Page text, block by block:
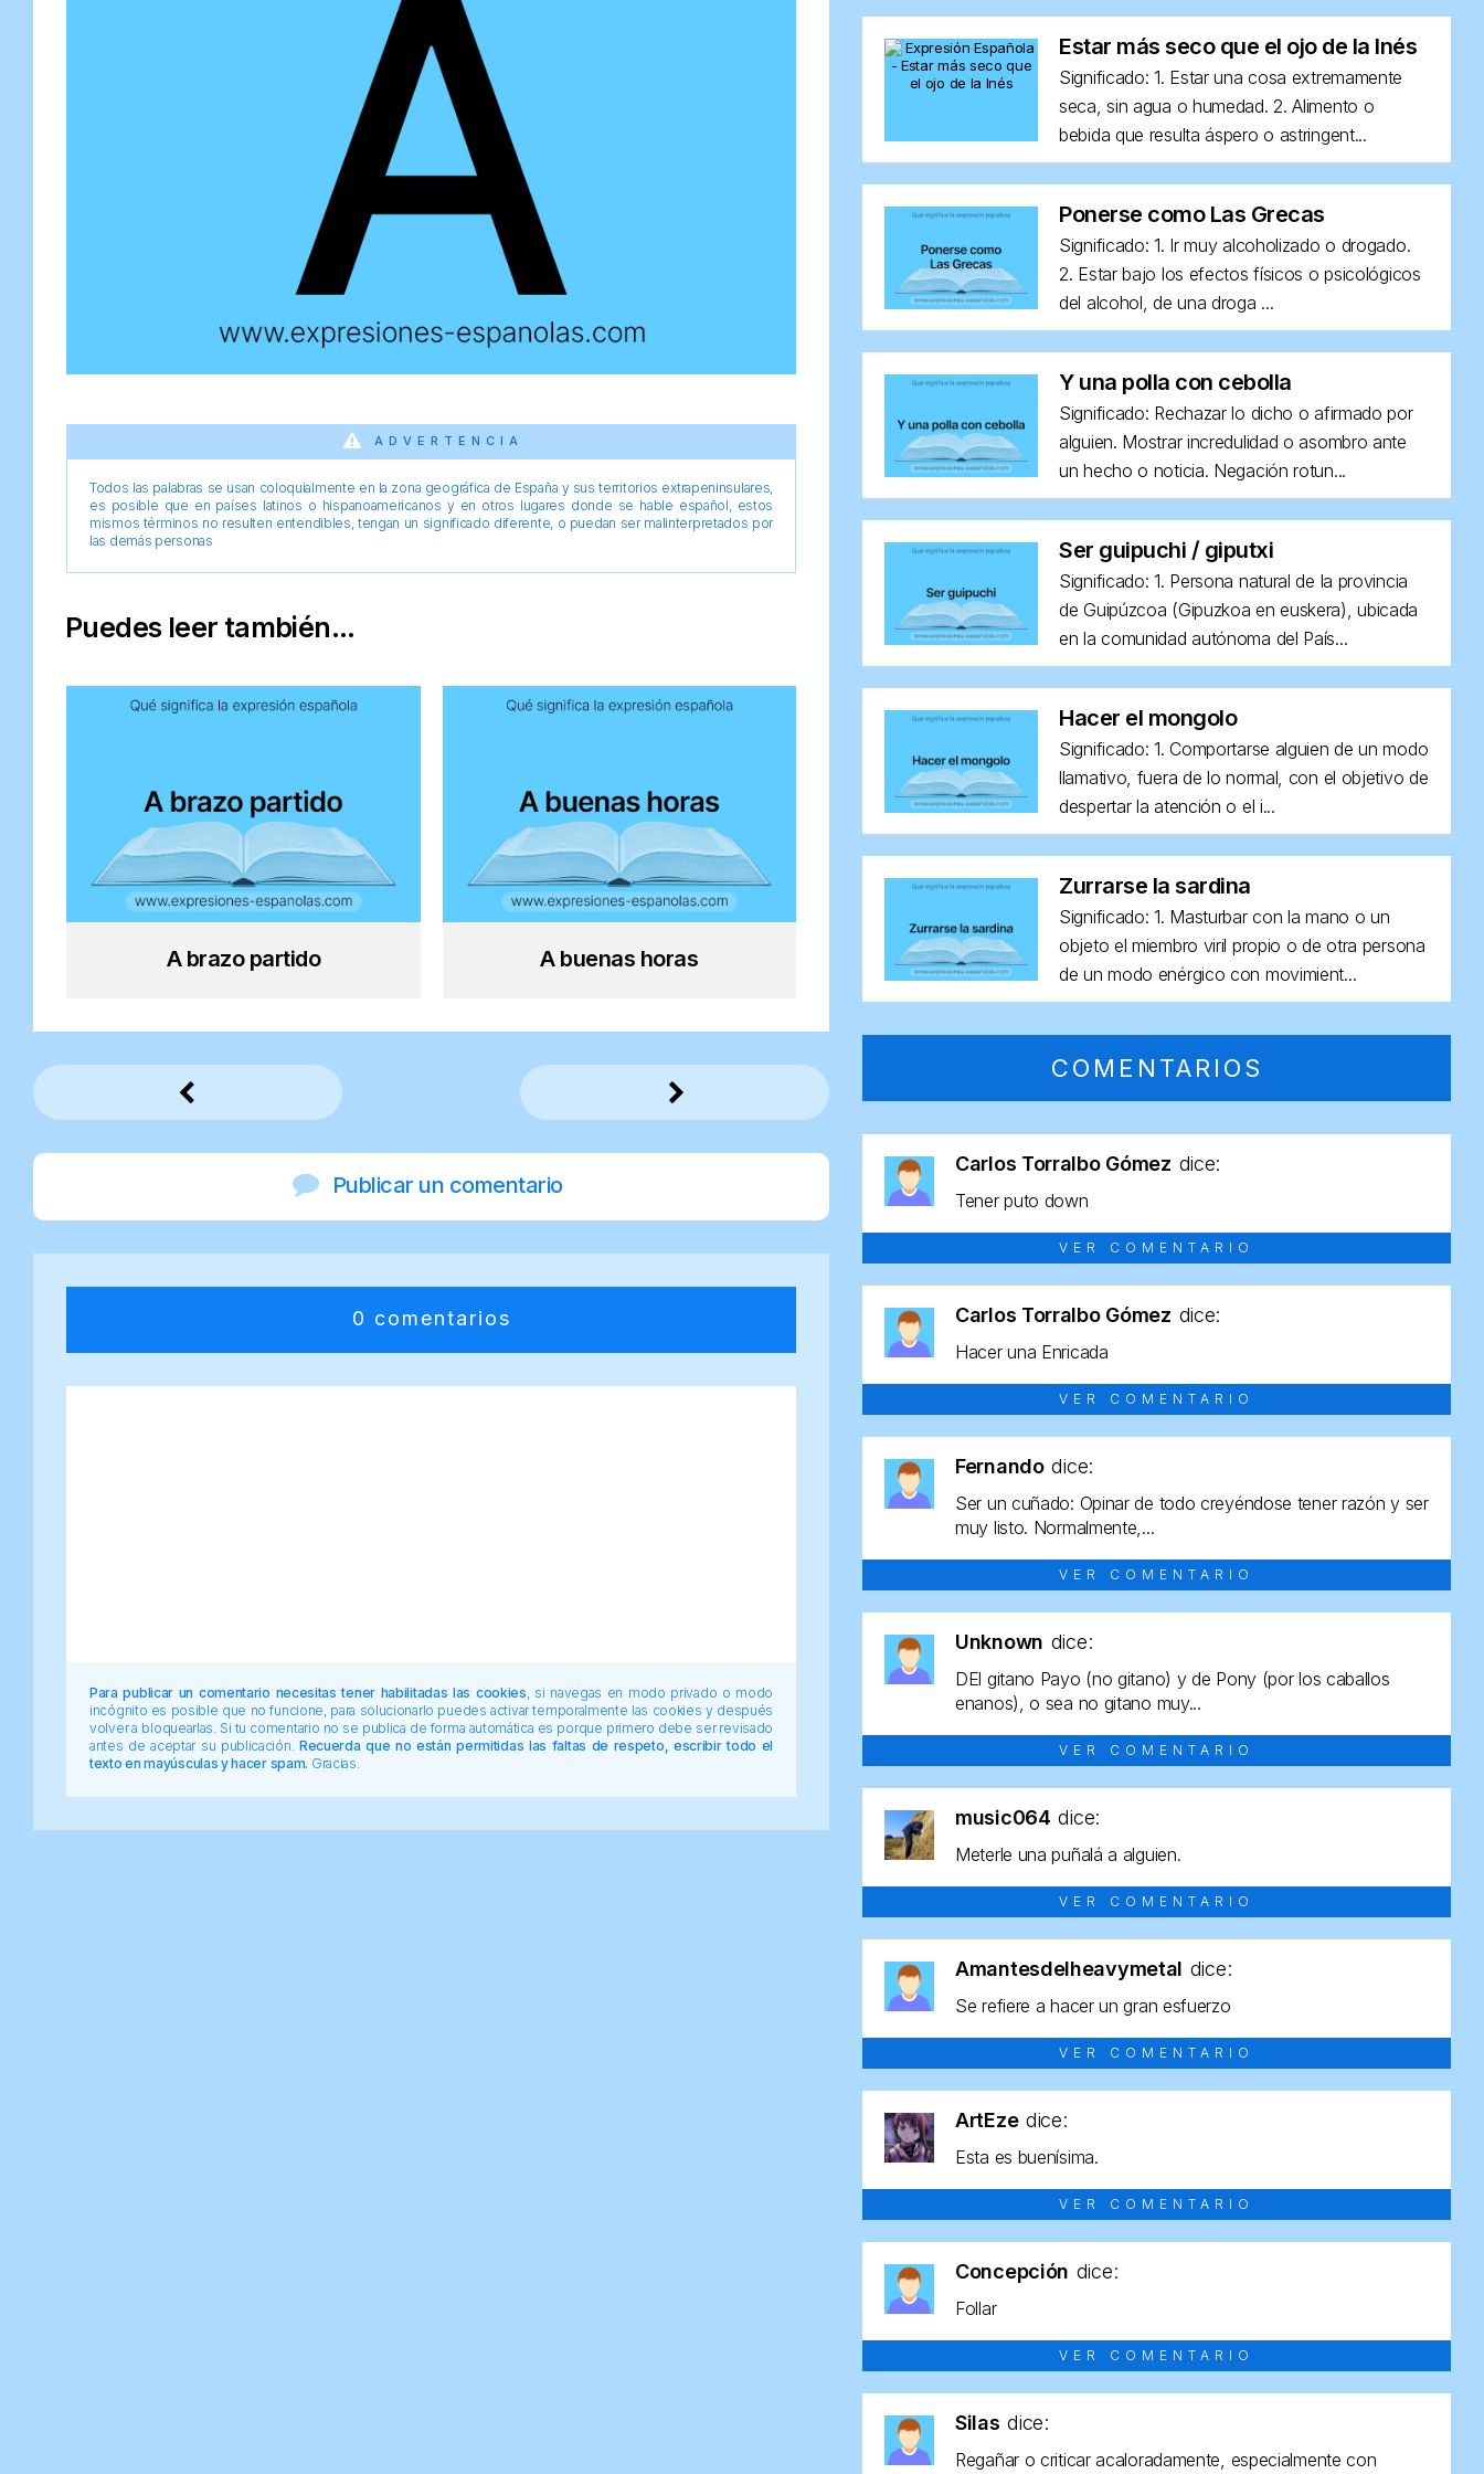
ADVERTENCIA
Todos las palabras se usan coloquialmente en la zona geográfica de España y sus territorios extrapeninsulares,
es posible que en países latinos o hispanoamericanos y en otros lugares donde se hable español, estos
mismos términos no resulten entendibles, tengan un significado diferente, o puedan ser malinterpretados por
las demás personas
Puedes leer también...
A brazo partido A buenas horas
Publicar un comentario
0 comentarios
Para publicar un comentario necesitas tener habilitadas las cookies , si navegas en modo privado o modo
incógnito es posible que no funcione, para solucionarlo puedes activar temporalmente las cookies y después
volver a bloquearlas. Si tu comentario no se publica de forma automática es porque primero debe ser revisado
antes de aceptar su publicación. Recuerda que no están permitidas las faltas de respeto, escribir todo el
texto en mayúsculas y hacer spam. Gracias.
Estar más seco que el ojo de la Inés
Significado: 1. Estar una cosa extremamente
seca, sin agua o humedad. 2. Alimento o
bebida que resulta áspero o astringent...
Ponerse como Las Grecas
Significado: 1. Ir muy alcoholizado o drogado.
2. Estar bajo los efectos físicos o psicológicos
del alcohol, de una droga ...
Y una polla con cebolla
Significado: Rechazar lo dicho o afirmado por
alguien. Mostrar incredulidad o asombro ante
un hecho o noticia. Negación rotun...
Ser guipuchi / giputxi
Significado: 1. Persona natural de la provincia
de Guipúzcoa (Gipuzkoa en euskera), ubicada
en la comunidad autónoma del País...
Hacer el mongolo
Significado: 1. Comportarse alguien de un modo
llamativo, fuera de lo normal, con el objetivo de
despertar la atención o el i...
Zurrarse la sardina
Significado: 1. Masturbar con la mano o un
objeto el miembro viril propio o de otra persona
de un modo enérgico con movimient...
COMENTARIOS
Carlos Torralbo Gómez dice:
Tener puto down
VER COMENTARIO
Carlos Torralbo Gómez dice:
Hacer una Enricada
VER COMENTARIO
Fernando dice:
Ser un cuñado: Opinar de todo creyéndose tener razón y ser
muy listo. Normalmente,...
VER COMENTARIO
Unknown dice:
DEl gitano Payo (no gitano) y de Pony (por los caballos
enanos), o sea no gitano muy...
VER COMENTARIO
music064 dice:
Meterle una puñalá a alguien.
VER COMENTARIO
Amantesdelheavymetal dice:
Se refiere a hacer un gran esfuerzo
VER COMENTARIO
ArtEze dice:
Esta es buenísima.
VER COMENTARIO
Concepción dice:
Follar
VER COMENTARIO
Silas dice:
Regañar o criticar acaloradamente, especialmente con